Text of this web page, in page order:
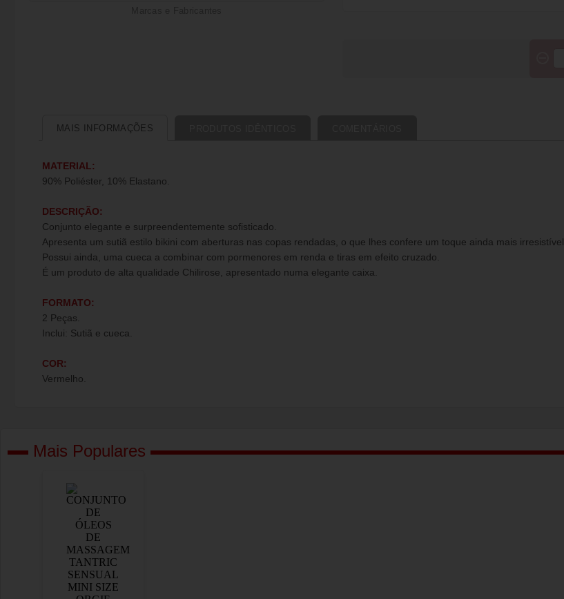
MAIS INFORMAÇÕES
MATERIAL:
90% Poliéster, 10% Elastano.
DESCRIÇÃO:
Conjunto elegante e surpreendentemente sofisticado.
Apresenta um sutiã estilo bikini com aberturas nas copas rendadas, o que lhes confere um toque ainda mais irresistível.
Possui ainda, uma cueca a combinar com pormenores em renda e tiras em efeito cruzado.
É um produto de alta qualidade Chilirose, apresentado numa elegante caixa.
FORMATO:
2 Peças.
Inclui: Sutiã e cueca.
COR:
Vermelho.
Mais Populares